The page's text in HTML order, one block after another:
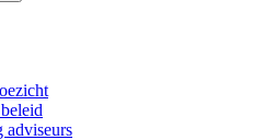
adviseurs